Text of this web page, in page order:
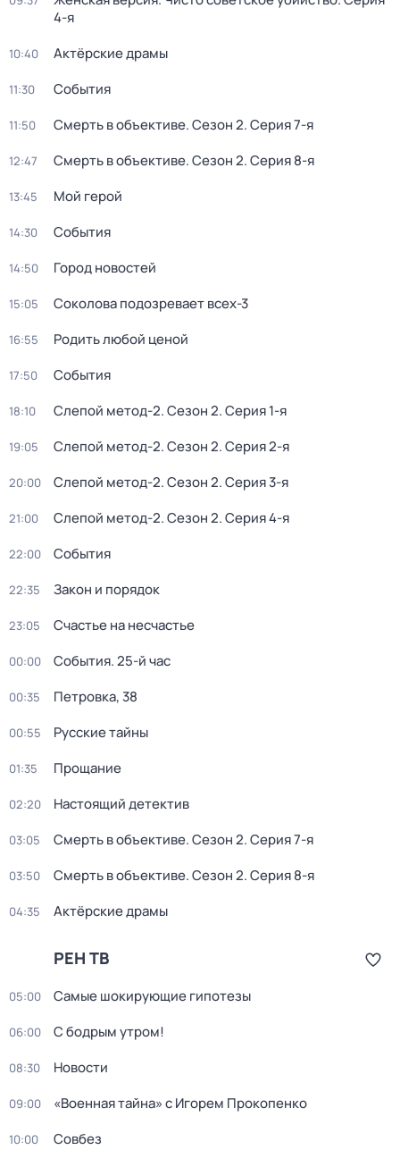
4-я
10:40 Актёрские драмы
11:30 События
11:50 Смерть в объективе. Сезон 2. Серия 7-я
12:47 Смерть в объективе. Сезон 2. Серия 8-я
13:45 Мой герой
14:30 События
14:50 Город новостей
15:05 Соколова подозревает всех-3
16:55 Родить любой ценой
17:50 События
18:10 Слепой метод-2. Сезон 2. Серия 1-я
19:05 Слепой метод-2. Сезон 2. Серия 2-я
20:00 Слепой метод-2. Сезон 2. Серия 3-я
21:00 Слепой метод-2. Сезон 2. Серия 4-я
22:00 События
22:35 Закон и порядок
23:05 Счастье на несчастье
00:00 События. 25-й час
00:35 Петровка, 38
00:55 Русские тайны
01:35 Прощание
02:20 Настоящий детектив
03:05 Смерть в объективе. Сезон 2. Серия 7-я
03:50 Смерть в объективе. Сезон 2. Серия 8-я
04:35 Актёрские драмы
РЕН ТВ
05:00 Самые шoкиpующие гипотезы
06:00 С бодрым утром!
08:30 Новости
09:00 «Военная тайна» с Игорем Прокопенко
10:00 Совбез